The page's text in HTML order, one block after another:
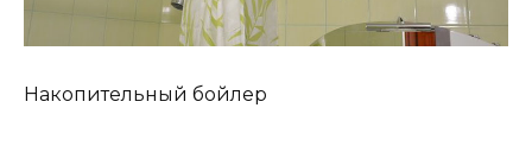
Накопительный бойлер